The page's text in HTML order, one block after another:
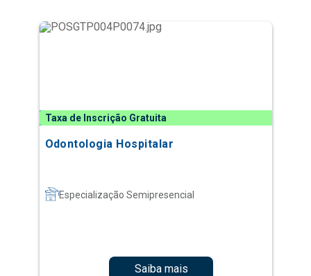
Taxa de Inscrição Gratuita
Odontologia Hospitalar
Especialização Semipresencial
Saiba mais